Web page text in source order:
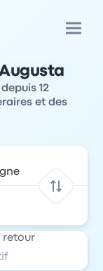
12
et des
retour